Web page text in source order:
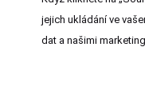
jejich ukládání ve
dat a našimi